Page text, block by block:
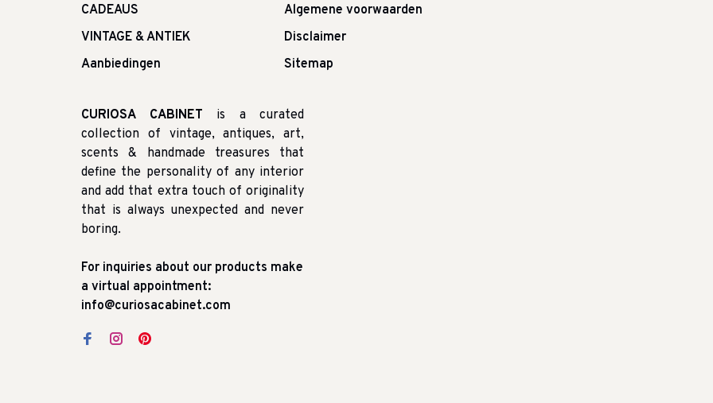
CADEAUS
VINTAGE & ANTIEK
Aanbiedingen
Algemene voorwaarden
Disclaimer
Sitemap
CURIOSA CABINET is a curated
collection of vintage, antiques, art,
scents & handmade treasures that
define the personality of any interior
and add that extra touch of originality
that is always unexpected and never
boring.
For inquiries about our products make
a virtual appointment:
info@curiosacabinet.com